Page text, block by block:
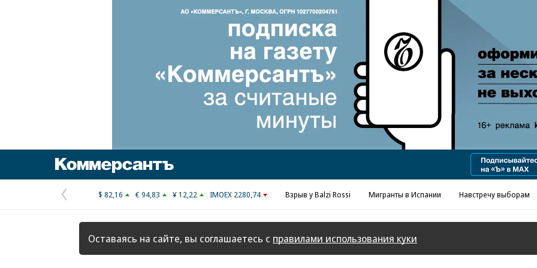
Реклама в «Ъ» www.kommersant.ru/ad
Предыдущая
страница
$ 82,16 € 94,83 ¥ 12,22 IMOEX 2280,74 Взрыв у Balzi Rossi Мигранты в Испании Навстречу выборам
Оставаясь на сайте, вы соглашаетесь с правилами использования куки